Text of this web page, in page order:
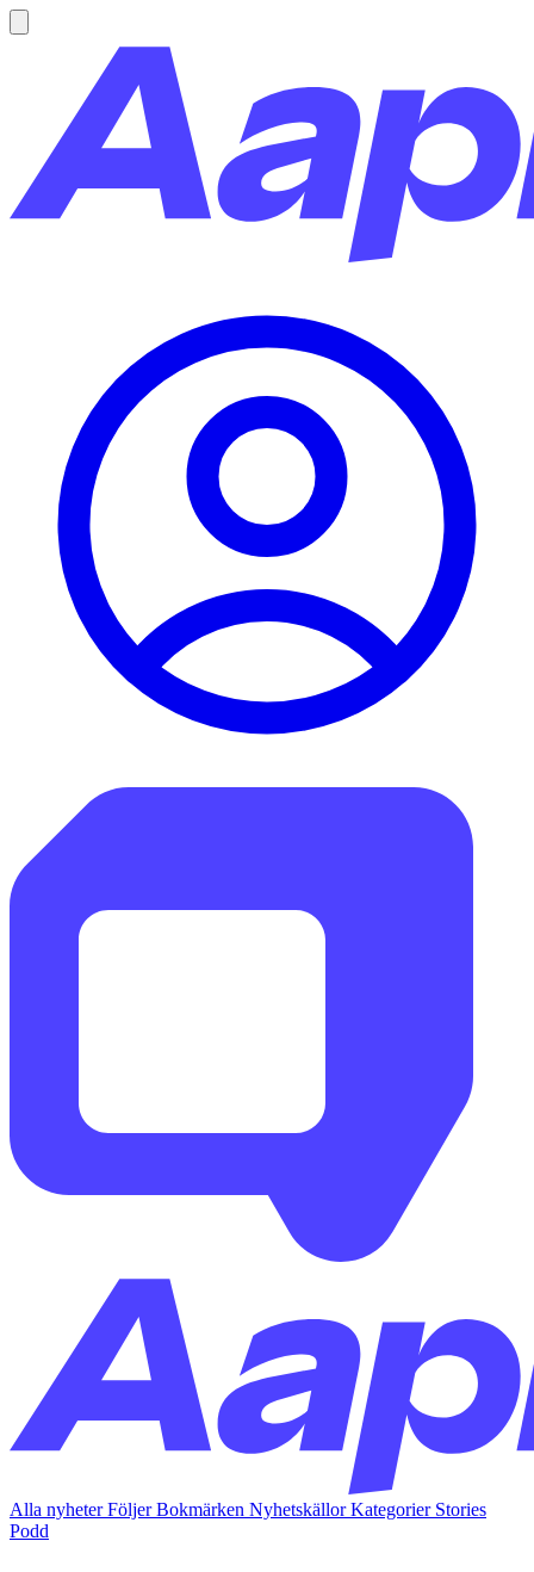
Alla nyheterFöljerBokmärken NyhetskällorKategorier Stories
Podd